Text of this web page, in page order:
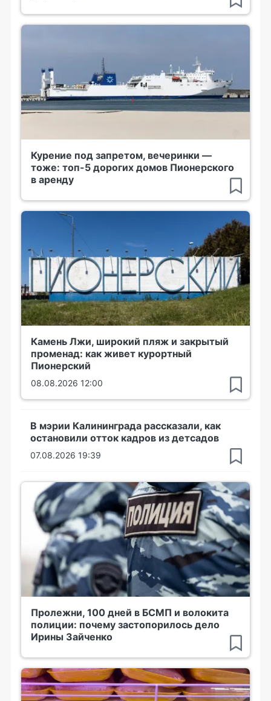
Курение под запретом, вечеринки —
тоже: топ-5 дорогих домов Пионерского
в аренду
Камень Лжи, широкий пляж и закрытый
променад: как живет курортный
Пионерский
08.08.2026 12:00
В мэрии Калининграда рассказали, как
остановили отток кадров из детсадов
07.08.2026 19:39
Пролежни, 100 дней в БСМП и волокита
полиции: почему застопорилось дело
Ирины Зайченко